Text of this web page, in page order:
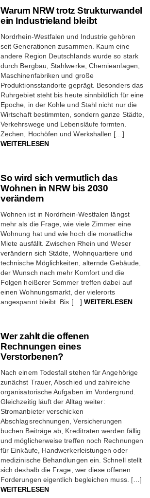
Warum NRW trotz Strukturwandel
ein Industrieland bleibt
Nordrhein-Westfalen und Industrie gehören
seit Generationen zusammen. Kaum eine
andere Region Deutschlands wurde so stark
durch Bergbau, Stahlwerke, Chemieanlagen,
Maschinenfabriken und große
Produktionsstandorte geprägt. Besonders das
Ruhrgebiet steht bis heute sinnbildlich für eine
Epoche, in der Kohle und Stahl nicht nur die
Wirtschaft bestimmten, sondern ganze Städte,
Verkehrswege und Lebensläufe formten.
Zechen, Hochöfen und Werkshallen […]
WEITERLESEN
So wird sich vermutlich das
Wohnen in NRW bis 2030
verändern
Wohnen ist in Nordrhein-Westfalen längst
mehr als die Frage, wie viele Zimmer eine
Wohnung hat und wie hoch die monatliche
Miete ausfällt. Zwischen Rhein und Weser
verändern sich Städte, Wohnquartiere und
technische Möglichkeiten, alternde Gebäude,
der Wunsch nach mehr Komfort und die
Folgen heißerer Sommer treffen dabei auf
einen Wohnungsmarkt, der vielerorts
angespannt bleibt. Bis […] WEITERLESEN
Wer zahlt die offenen
Rechnungen eines
Verstorbenen?
Nach einem Todesfall stehen für Angehörige
zunächst Trauer, Abschied und zahlreiche
organisatorische Aufgaben im Vordergrund.
Gleichzeitig läuft der Alltag weiter:
Stromanbieter verschicken
Abschlagsrechnungen, Versicherungen
buchen Beiträge ab, Kreditraten werden fällig
und möglicherweise treffen noch Rechnungen
für Einkäufe, Handwerkerleistungen oder
medizinische Behandlungen ein. Schnell stellt
sich deshalb die Frage, wer diese offenen
Forderungen eigentlich begleichen muss. […]
WEITERLESEN